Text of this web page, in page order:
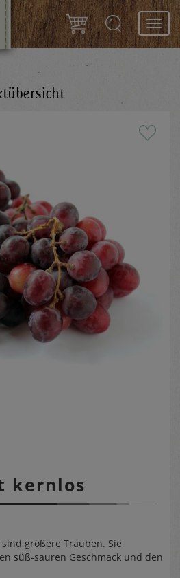
kernlos
größere Trauben. Sie
süß-sauren Geschmack und den